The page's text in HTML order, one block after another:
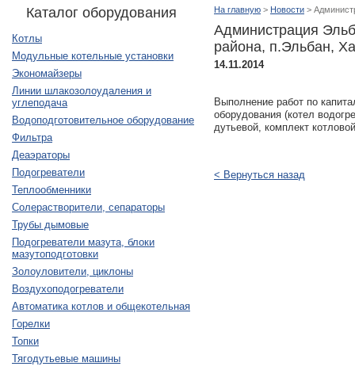
Каталог оборудования
Котлы
Модульные котельные установки
Экономайзеры
Линии шлакозолоудаления и
углеподача
Водоподготовительное оборудование
Фильтра
Деаэраторы
Подогреватели
Теплообменники
Солерастворители, сепараторы
Трубы дымовые
Подогреватели мазута, блоки
мазутоподготовки
Золоуловители, циклоны
Воздухоподогреватели
Автоматика котлов и общекотельная
Горелки
Топки
Тягодутьевые машины
На главную > Новости >
Администрация
района, п.Эльбан,
14.11.2014
Выполнение работ по
оборудования (котел
дутьевой, комплект
< Вернуться назад